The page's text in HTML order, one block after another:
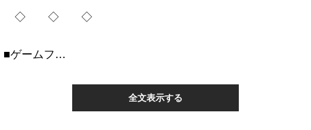
◇ ◇ ◇
■ゲームフ…
全文表示する